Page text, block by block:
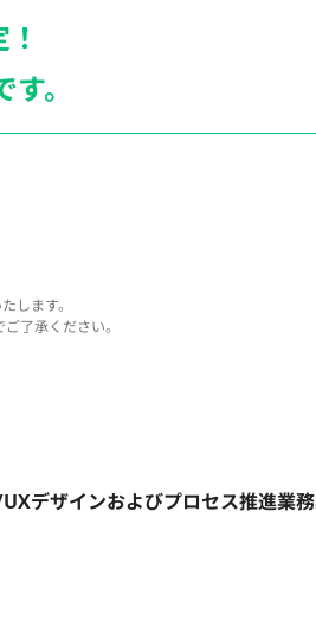
。
します。
了承ください。
デザインおよびプロセス推進業